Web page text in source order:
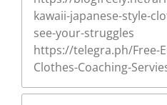
kawaii-japanese-style-
see-your-struggles
https://telegra.ph/Free-
Clothes-Coaching-